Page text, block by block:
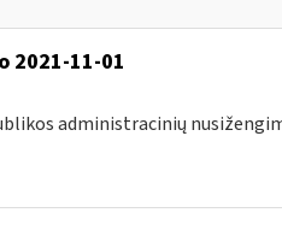
2021-11-01
administracinių